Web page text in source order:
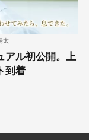
太
アル初公開。上
到着